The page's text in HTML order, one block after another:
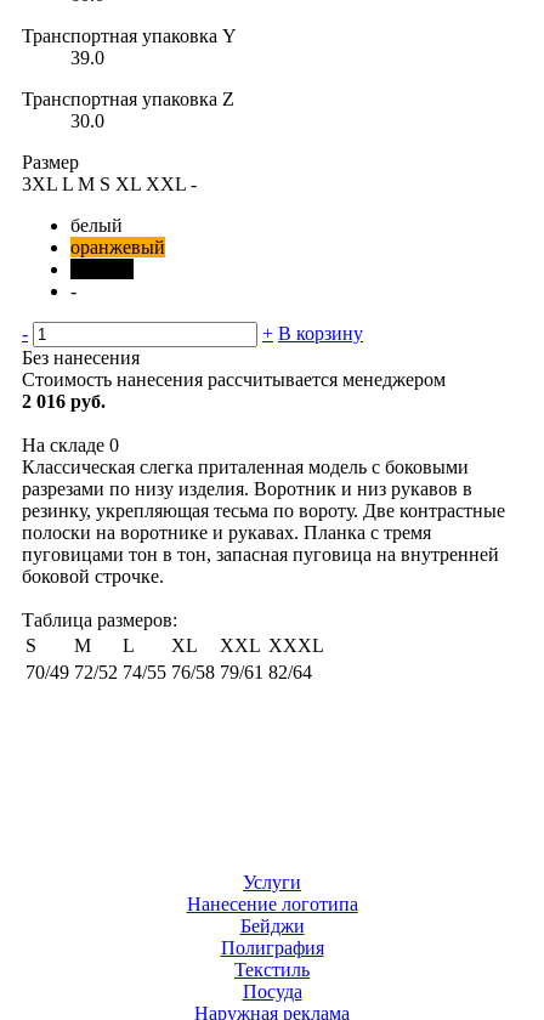
Транспортная упаковка Y
39.0
Транспортная упаковка Z
30.0
Размер
3XL L M S XL XXL -
белый
оранжевый
-
- + В корзину
Без нанесения
Стоимость нанесения рассчитывается менеджером
2 016 руб.
На складе 0
Классическая слегка приталенная модель с боковыми
разрезами по низу изделия. Воротник и низ рукавов в
резинку, укрепляющая тесьма по вороту. Две контрастные
полоски на воротнике и рукавах. Планка с тремя
пуговицами тон в тон, запасная пуговица на внутренней
боковой строчке.
Таблица размеров:
S
M L XL XXL XXXL
70/49 72/52 74/55 76/58 79/61 82/64
Услуги
Нанесение логотипа
Бейджи
Полиграфия
Текстиль
Посуда
Наружная реклама